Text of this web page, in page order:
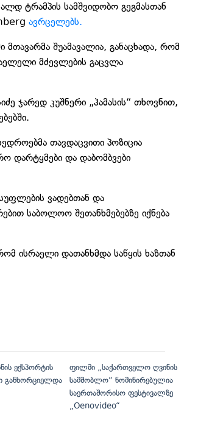
ტრამპის სამშვიდობო გეგმასთან
ავრცელებს.
მთავარმა შუამავალია, განაცხადა, რომ
მძევლების გაცვლა
ჯარედ კუშნერი „ჰამასის“ თხოვნით,
თავდაცვითი პოზიცია
დარტყმები და დაბომბვები
ვადებთან და
საბოლოო შეთანხმებებზე იქნება
ისრაელი დათანხმდა საწყის ხაზთან
ექსპორტის
განხორციელდა
ფილმი „საქართველო ღვინის
სამშობლო“ ნომინირებულია
საერთაშორისო ფესტივალზე
„Oenovideo“